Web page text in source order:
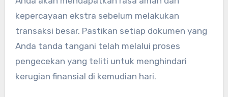
kepercayaan ekstra sebelum melakukan
transaksi besar. Pastikan setiap dokumen yang
Anda tanda tangani telah melalui proses
pengecekan yang teliti untuk menghindari
kerugian finansial di kemudian hari.